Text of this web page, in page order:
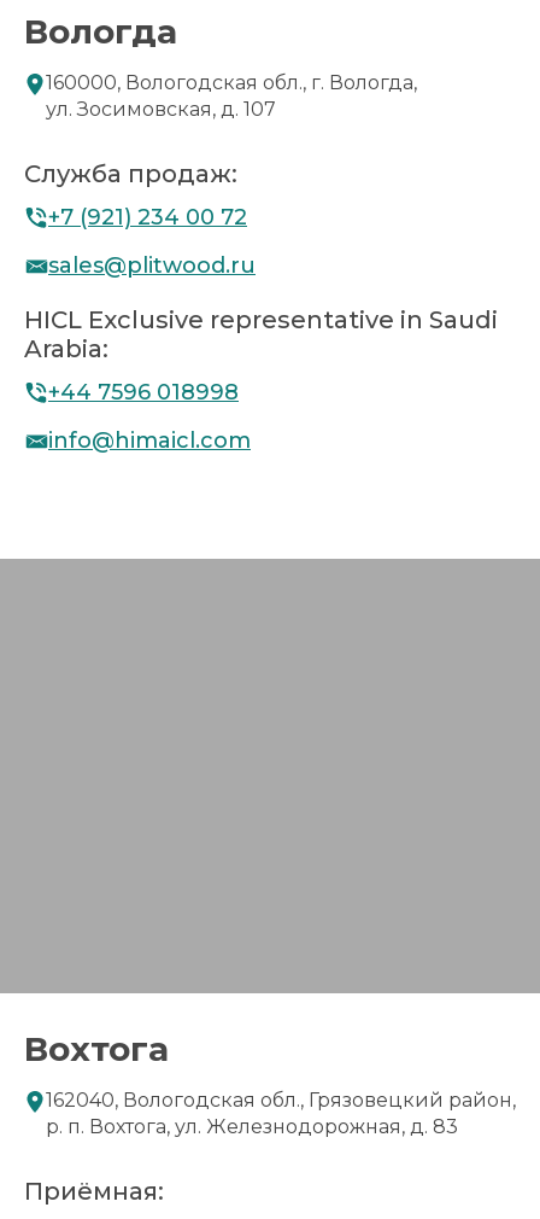
Вологда
160000, Вологодская обл., г. Вологда,
ул. Зосимовская, д. 107
Служба продаж:
+7 (921) 234 00 72
sales@plitwood.ru
HICL Exclusive representative in Saudi
Arabia:
+44 7596 018998
info@himaicl.com
Вохтога
162040, Вологодская обл., Грязовецкий район,
р. п. Вохтога, ул. Железнодорожная, д. 83
Приёмная: